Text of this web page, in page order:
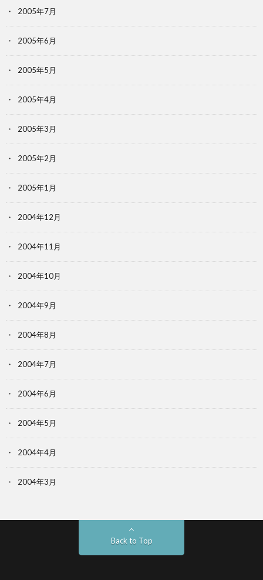
2005年7月
2005年6月
2005年5月
2005年4月
2005年3月
2005年2月
2005年1月
2004年12月
2004年11月
2004年10月
2004年9月
2004年8月
2004年7月
2004年6月
2004年5月
2004年4月
2004年3月
Back to Top